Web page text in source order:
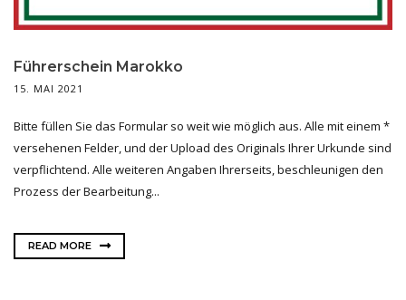
Führerschein Marokko
15. MAI 2021
Bitte füllen Sie das Formular so weit wie möglich aus. Alle mit einem *
versehenen Felder, und der Upload des Originals Ihrer Urkunde sind
verpflichtend. Alle weiteren Angaben Ihrerseits, beschleunigen den
Prozess der Bearbeitung...
READ MORE